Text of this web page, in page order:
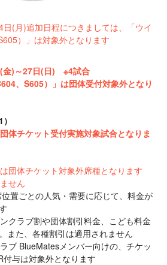
(月)追加日程につきましては、「ウイ
）」は対象外となります
金)～27日(日) ※4試合
、S605）」は団体受付対象外となり
1）
体チケット受付実施対象試合となりま
団体チケット対象外席種となります
せん
置ごとの人気・需要に応じて、料金が
クラブ割や団体割引料金、こども料金
また、各種割引は適用されません
ブ BlueMatesメンバー向けの、チケッ
付与は対象外となります